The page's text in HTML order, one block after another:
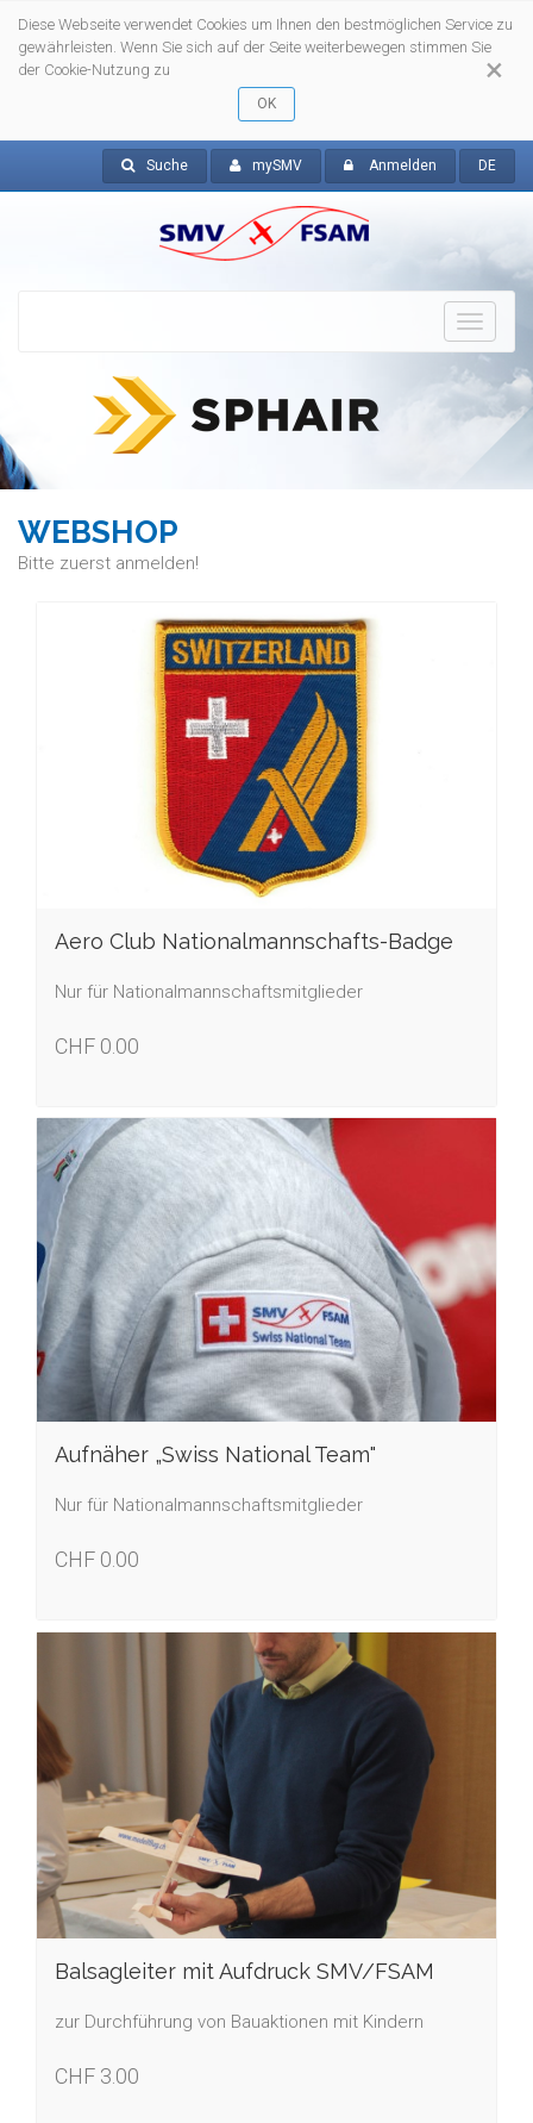
×
Diese Webseite verwendet Cookies um Ihnen den bestmöglichen Service zu
gewährleisten. Wenn Sie sich auf der Seite weiterbewegen stimmen Sie
der Cookie-Nutzung zu
Suche mySMV Anmelden DE
Toggle
WEBSHOP
Bitte zuerst anmelden!
Aero Club Nationalmannschafts-Badge
Nur für Nationalmannschaftsmitglieder
CHF 0.00
Aufnäher „Swiss National Team"
Nur für Nationalmannschaftsmitglieder
CHF 0.00
Balsagleiter mit Aufdruck SMV/FSAM
zur Durchführung von Bauaktionen mit Kindern
CHF 3.00